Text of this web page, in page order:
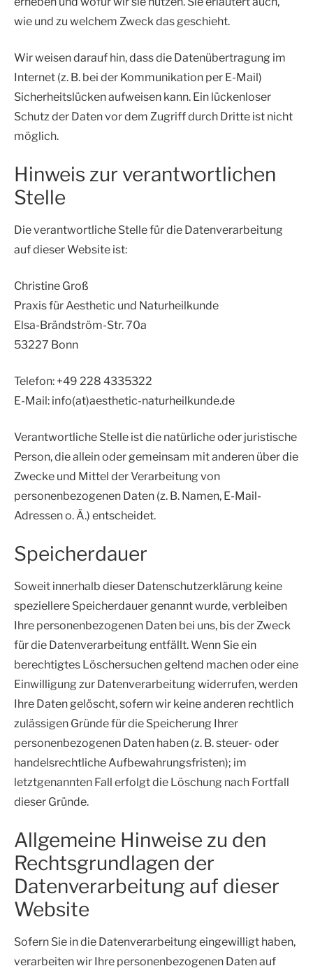
wie und zu welchem Zweck das geschieht.
Wir weisen darauf hin, dass die Datenübertragung im
Internet (z. B. bei der Kommunikation per E-Mail)
Sicherheitslücken aufweisen kann. Ein lückenloser
Schutz der Daten vor dem Zugriff durch Dritte ist nicht
möglich.
Hinweis zur verantwortlichen
Stelle
Die verantwortliche Stelle für die Datenverarbeitung
auf dieser Website ist:
Christine Groß
Praxis für Aesthetic und Naturheilkunde
Elsa-Brändström-Str. 70a
53227 Bonn
Telefon: +49 228 4335322
E-Mail: info(at)aesthetic-naturheilkunde.de
Verantwortliche Stelle ist die natürliche oder juristische
Person, die allein oder gemeinsam mit anderen über die
Zwecke und Mittel der Verarbeitung von
personenbezogenen Daten (z. B. Namen, E-Mail-
Adressen o. Ä.) entscheidet.
Speicherdauer
Soweit innerhalb dieser Datenschutzerklärung keine
speziellere Speicherdauer genannt wurde, verbleiben
Ihre personenbezogenen Daten bei uns, bis der Zweck
für die Datenverarbeitung entfällt. Wenn Sie ein
berechtigtes Löschersuchen geltend machen oder eine
Einwilligung zur Datenverarbeitung widerrufen, werden
Ihre Daten gelöscht, sofern wir keine anderen rechtlich
zulässigen Gründe für die Speicherung Ihrer
personenbezogenen Daten haben (z. B. steuer- oder
handelsrechtliche Aufbewahrungsfristen); im
letztgenannten Fall erfolgt die Löschung nach Fortfall
dieser Gründe.
Allgemeine Hinweise zu den
Rechtsgrundlagen der
Datenverarbeitung auf dieser
Website
Sofern Sie in die Datenverarbeitung eingewilligt haben,
verarbeiten wir Ihre personenbezogenen Daten auf